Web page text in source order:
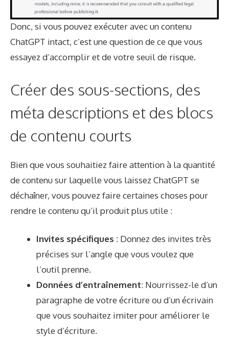
Donc, si vous pouvez exécuter avec un contenu
ChatGPT intact, c’est une question de ce que vous
essayez d’accomplir et de votre seuil de risque.
Créer des sous-sections, des
méta descriptions et des blocs
de contenu courts
Bien que vous souhaitiez faire attention à la quantité
de contenu sur laquelle vous laissez ChatGPT se
déchaîner, vous pouvez faire certaines choses pour
rendre le contenu qu’il produit plus utile :
Invites spécifiques : Donnez des invites très
précises sur l’angle que vous voulez que
l’outil prenne.
Données d’entraînement: Nourrissez-le d’un
paragraphe de votre écriture ou d’un écrivain
que vous souhaitez imiter pour améliorer le
style d’écriture.